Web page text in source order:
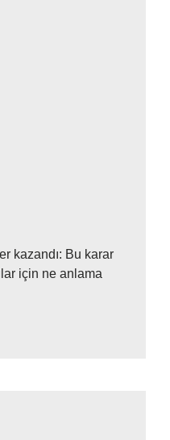
kazandı: Bu karar
için ne anlama